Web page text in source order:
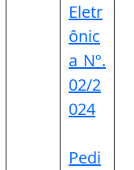
Eletr
ônic
a Nº.
02/2
024
Pedi